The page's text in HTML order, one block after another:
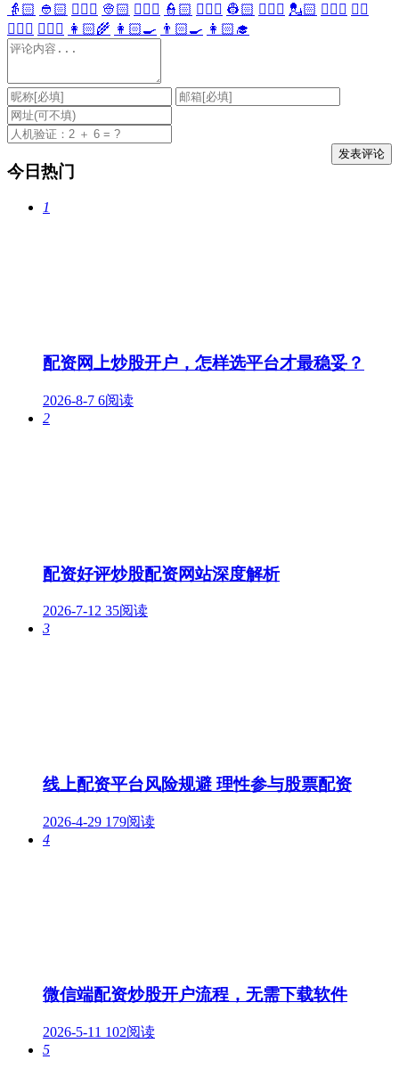
👵🏻 👲🏻 👳🏻‍♀️ 👳🏻 👮🏻‍♀️ 👮🏻 👷🏻‍♀️ 👷🏻 💂🏻‍♀️ 💂🏻 🕵🏻‍♀️ 🕵🏻
👩🏻‍⚕️ 👨🏻‍⚕️ 👩🏻‍🌾 👩🏻‍🍳 👨🏻‍🍳 👩🏻‍🎓
今日热门
1
配资网上炒股开户，怎样选平台才最稳妥？
2026-8-7 6阅读
2
配资好评炒股配资网站深度解析
2026-7-12 35阅读
3
线上配资平台风险规避 理性参与股票配资
2026-4-29 179阅读
4
微信端配资炒股开户流程，无需下载软件
2026-5-11 102阅读
5